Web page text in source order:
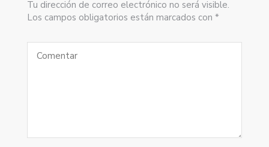
Tu dirección de correo electrónico no será visible.
Los campos obligatorios están marcados con *